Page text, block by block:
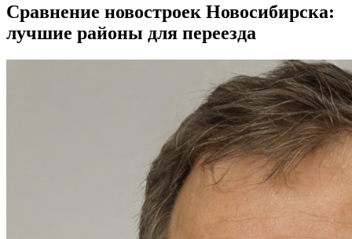
Сравнение новостроек Новосибирска:
лучшие районы для переезда